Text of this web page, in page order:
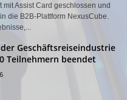
Assist Card geschlossen und
die B2B-Plattform NexusCube.
Geschäftsreiseindustrie
Teilnehmern beendet